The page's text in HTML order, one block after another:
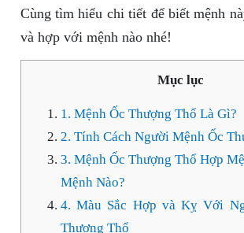
Cùng tìm hiểu chi tiết để biết mệnh
và hợp với mệnh nào nhé!
Mục lục
1. Mệnh Ốc Thượng Thổ Là Gì?
2. Tính Cách Người Mệnh Ốc
3. Mệnh Ốc Thượng Thổ Hợp
Mệnh Nào?
4. Màu Sắc Hợp và Kỵ Với
Thượng Thổ